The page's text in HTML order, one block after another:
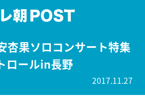
杏果ソロコンサート特集
ロールin長野
2017.11.27